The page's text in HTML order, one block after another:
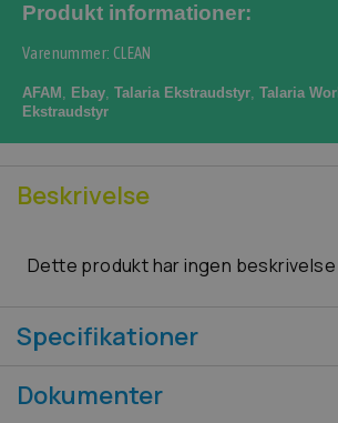
Produkt informationer:
Varenummer: CLEAN
AFAM , Ebay, Talaria Ekstraudstyr, Talaria
Ekstraudstyr
Beskrivelse
Dette produkt har ingen beskrivelse
Specifikationer
Dokumenter